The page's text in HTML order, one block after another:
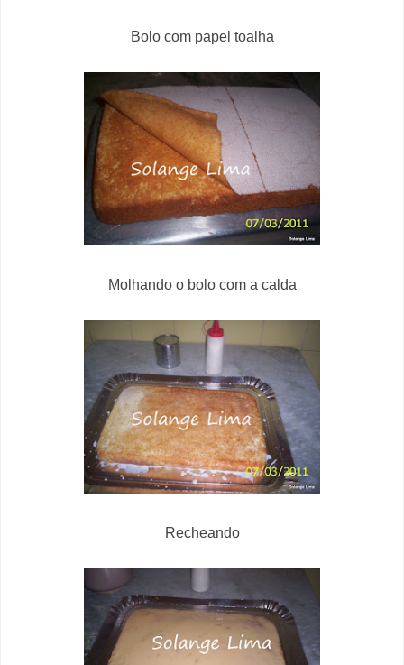
Bolo com papel toalha
Molhando o bolo com a calda
Recheando